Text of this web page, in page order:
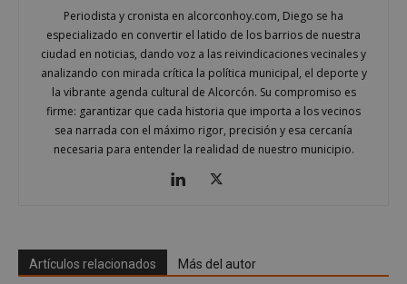
Periodista y cronista en alcorconhoy.com, Diego se ha
especializado en convertir el latido de los barrios de nuestra
ciudad en noticias, dando voz a las reivindicaciones vecinales y
analizando con mirada crítica la política municipal, el deporte y
la vibrante agenda cultural de Alcorcón. Su compromiso es
firme: garantizar que cada historia que importa a los vecinos
sea narrada con el máximo rigor, precisión y esa cercanía
necesaria para entender la realidad de nuestro municipio.
Artículos relacionados Más del autor
Nombre
Proveedor/
Dominio
PHPSESSID
PHP.net
alcorconhoy.com
Sesión